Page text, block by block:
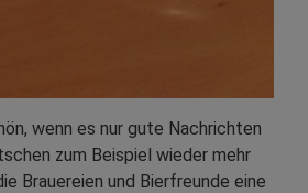
wenn es nur gute Nachrichten
zum Beispiel wieder mehr
Brauereien und Bierfreunde eine